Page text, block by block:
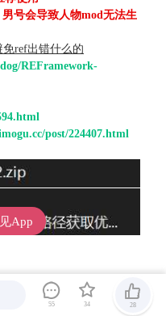
号会导致人物mod无法生
ref出错什么的
REFramework-
post/224407.html
55 34 28
App